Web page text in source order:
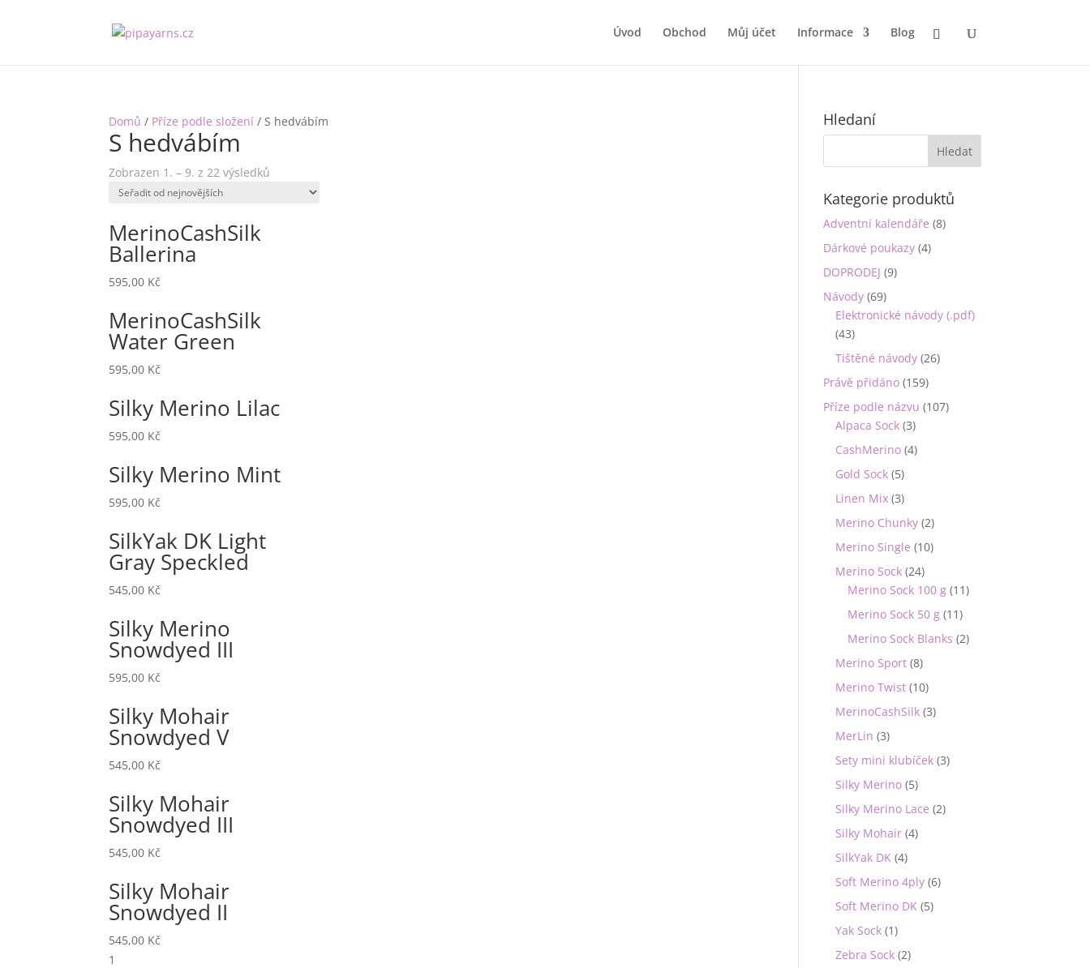
Úvod Obchod Můj účet Informace Blog
Domů / Příze podle složení / S hedvábím
S hedvábím
Zobrazen 1. – 9. z 22 výsledků
MerinoCashSilk
Ballerina
595,00 Kč
MerinoCashSilk
Water Green
595,00 Kč
Silky Merino Lilac
595,00 Kč
Silky Merino Mint
595,00 Kč
SilkYak DK Light
Gray Speckled
545,00 Kč
Silky Merino
Snowdyed III
595,00 Kč
Silky Mohair
Snowdyed V
545,00 Kč
Silky Mohair
Snowdyed III
545,00 Kč
Silky Mohair
Snowdyed II
545,00 Kč
1
Hledaní
Kategorie produktů
Adventní kalendáře (8)
Dárkové poukazy (4)
DOPRODEJ (9)
Návody (69)
Elektronické návody (.pdf)
(43)
Tištěné návody (26)
Právě přidáno (159)
Příze podle názvu (107)
Alpaca Sock (3)
CashMerino (4)
Gold Sock (5)
Linen Mix (3)
Merino Chunky (2)
Merino Single (10)
Merino Sock (24)
Merino Sock 100 g (11)
Merino Sock 50 g (11)
Merino Sock Blanks (2)
Merino Sport (8)
Merino Twist (10)
MerinoCashSilk (3)
MerLin (3)
Sety mini klubíček (3)
Silky Merino (5)
Silky Merino Lace (2)
Silky Mohair (4)
SilkYak DK (4)
Soft Merino 4ply (6)
Soft Merino DK (5)
Yak Sock (1)
Zebra Sock (2)